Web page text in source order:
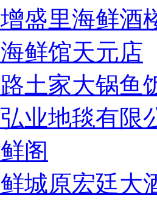
盛里海鲜酒
鲜馆天元店
土家大锅鱼
业地毯有限
阁
城原宏廷大